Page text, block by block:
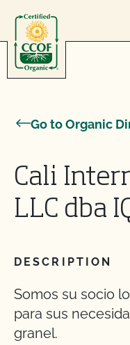
Go to Organic
Cali
LLC dba
DESCRIPTION
Somos su socio
para sus
granel.